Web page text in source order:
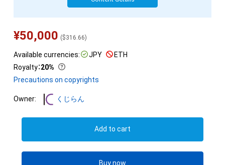
¥50,000 ($316.66)
Available currencies: JPY
ETH
Royalty：20%
Precautions on copyrights
Owner: くじらん
Add to cart
Buy now